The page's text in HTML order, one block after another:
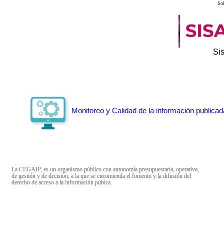
Monitoreo y Calidad de la información
La CEGAIP, es un organismo público con autonomía presupuestaria, operativa,
de gestión y de decisión, a la que se encomienda el fomento y la difusión del
derecho de acceso a la información púbica.